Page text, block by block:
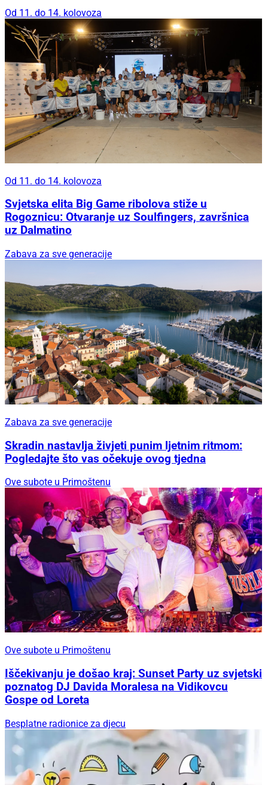
Od 11. do 14. kolovoza
Od 11. do 14. kolovoza
Svjetska elita Big Game ribolova stiže u
Rogoznicu: Otvaranje uz Soulfingers, završnica
uz Dalmatino
Zabava za sve generacije
Zabava za sve generacije
Skradin nastavlja živjeti punim ljetnim ritmom:
Pogledajte što vas očekuje ovog tjedna
Ove subote u Primoštenu
Ove subote u Primoštenu
Iščekivanju je došao kraj: Sunset Party uz svjetski
poznatog DJ Davida Moralesa na Vidikovcu
Gospe od Loreta
Besplatne radionice za djecu